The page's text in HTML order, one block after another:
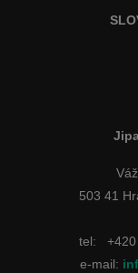
503 41
tel: +420
e-mail: